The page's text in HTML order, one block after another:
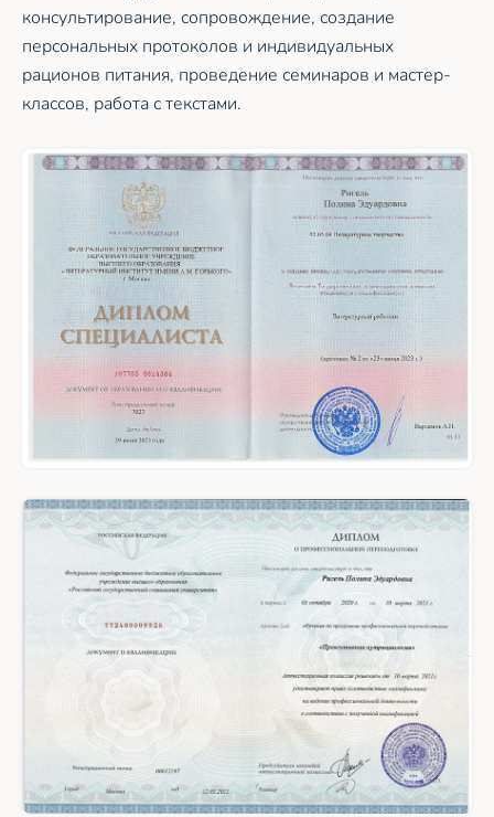
консультирование, сопровождение, создание
персональных протоколов и индивидуальных
рационов питания, проведение семинаров и мастер-
классов, работа с текстами.